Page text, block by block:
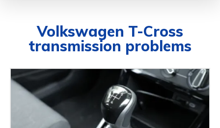
Volkswagen T-Cross
transmission problems